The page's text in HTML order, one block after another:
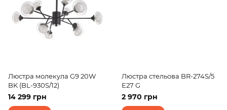
Люстра молекула G9 20W
BK (BL-930S/12)
14 299 грн
Люстра стельова BR-274S/5
E27 G
2 970 грн